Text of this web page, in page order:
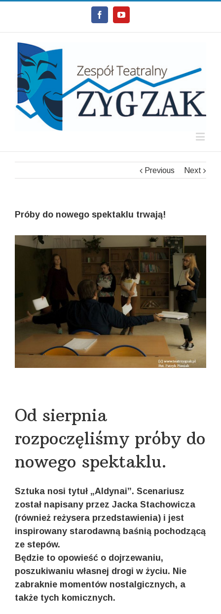
FacebookYoutube
Previous Next
Próby do nowego spektaklu trwają!
Od sierpnia
rozpoczęliśmy próby do
nowego spektaklu.
Sztuka nosi tytuł „Aldynai”. Scenariusz
został napisany przez Jacka Stachowicza
(również reżysera przedstawienia) i jest
inspirowany starodawną baśnią pochodzącą
ze stepów.
Będzie to opowieść o dojrzewaniu,
poszukiwaniu własnej drogi w życiu. Nie
zabraknie momentów nostalgicznych, a
także tych komicznych.